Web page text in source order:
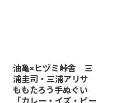
油亀×ヒヅミ峠舎 三
浦圭司・三浦アリサ
ももたろう手ぬぐい
「カレー・イズ・ピー